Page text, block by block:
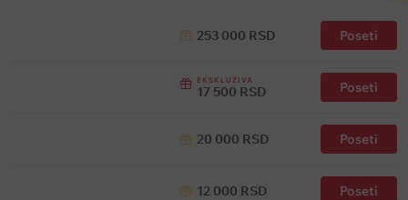
253 000 RSD Poseti
EKSKLUZIVA
17 500 RSD Poseti
20 000 RSD Poseti
12 000 RSD Poseti